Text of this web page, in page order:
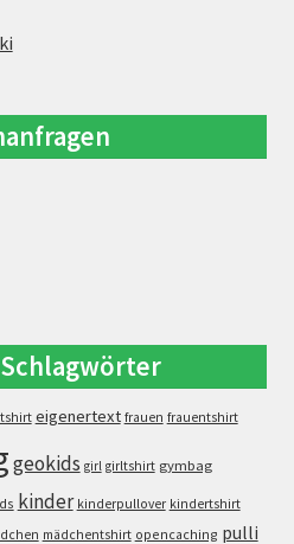
eigenertext frauen frauentshirt
geokids girl girltshirt gymbag
kinder kinderpullover kindertshirt
mädchentshirt opencaching pulli